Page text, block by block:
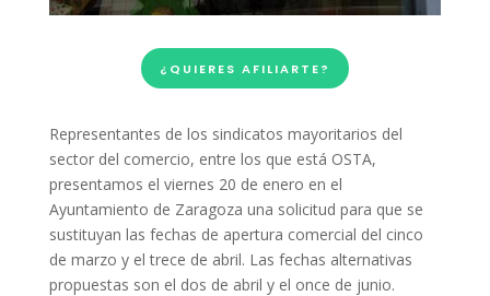
¿QUIERES AFILIARTE?
Representantes de los sindicatos mayoritarios del
sector del comercio, entre los que está OSTA,
presentamos el viernes 20 de enero en el
Ayuntamiento de Zaragoza una solicitud para que se
sustituyan las fechas de apertura comercial del cinco
de marzo y el trece de abril. Las fechas alternativas
propuestas son el dos de abril y el once de junio.